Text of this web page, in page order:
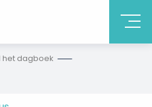
het dagboek